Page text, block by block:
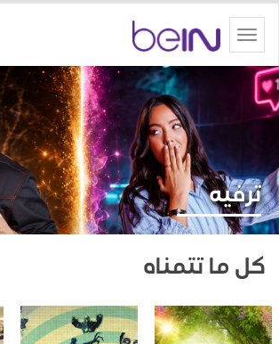
Toggle
navigation
ترفيه
كل ما تتمناه